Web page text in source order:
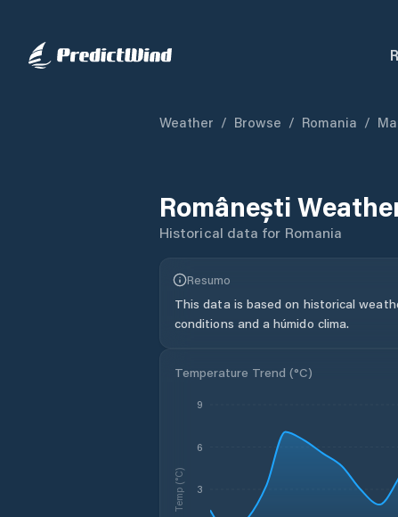
Weather / Browse / Romania /
Românești
Historical data for Romania
Resumo
This data is based on historical
conditions and a húmido clima.
Temperature Trend (°C)
3
6
9
Temp (°C)